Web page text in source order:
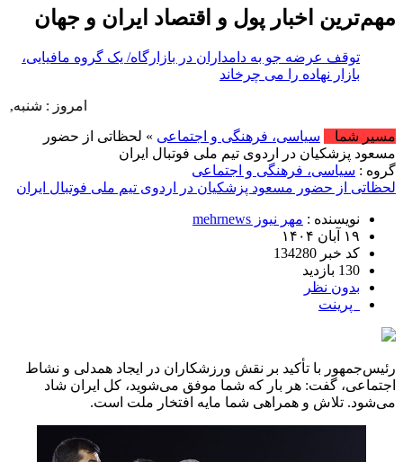
مهم‌ترین اخبار پول و اقتصاد ایران و جهان
توقف عرضه جو به دامداران در بازارگاه/ یک گروه مافیایی،
بازار نهاده را می چرخاند
امروز : شنبه, ۱۷ مرداد , ۱۴۰۵ .::. برابر با : Saturday, 8 August , 2026 .::. اخبار منتشر شده : 1 خبر
مسیر شما
سیاسی، فرهنگی و اجتماعی » لحظاتی از حضور
مسعود پزشکیان در اردوی تیم ملی فوتبال ایران
گروه : سیاسی، فرهنگی و اجتماعی
لحظاتی از حضور مسعود پزشکیان در اردوی تیم ملی فوتبال ایران
نویسنده : مهر نیوز mehrnews
۱۹ آبان ۱۴۰۴
کد خبر 134280
130 بازدید
بدون نظر
پرینت
رئیس‌جمهور با تأکید بر نقش ورزشکاران در ایجاد همدلی و نشاط
اجتماعی، گفت: هر بار که شما موفق می‌شوید، کل ایران شاد
می‌شود. تلاش و همراهی شما مایه افتخار ملت است.